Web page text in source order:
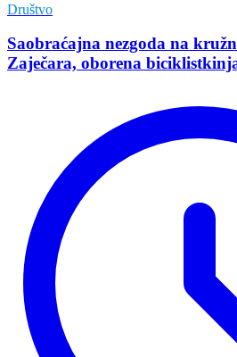
Društvo
Saobraćajna nezgoda na
Zaječara, oborena